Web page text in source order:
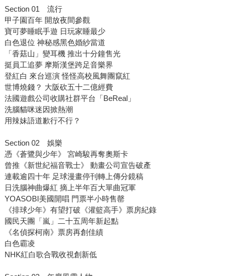
Section 01 流行
甲子園百年 開放夜間參觀
寶可夢睡眠手遊 日玩家睡最少
白色退位 神秘感黑色婚紗當道
「香菇山」變耳機 推出十分鐘售光
挺員工追夢 摩斯漢堡跨足音樂界
登紅白 來台巡演 怪怪高校風舞團竄紅
世博燒錢？ 大阪砍五十二億經費
法國遊戲公司收購社群平台「BeReal」
洗腦貓咪迷因掀熱潮
用辣妹語道歉行不行？
Section 02 娛樂
憑《蒼鷺與少年》 宮崎駿再奪奧斯卡
曾推《新世紀福音戰士》 動畫公司宣告破產
連載逾四十年 足球漫畫停刊轉上傳分鏡稿
日洗腦神曲爆紅 摘上半年百大單曲冠軍
YOASOBI美國開唱 門票半小時售罄
《排球少年》有望打破《灌籃高手》票房紀錄
國民天團「嵐」二十五周年新起點
《名偵探柯南》票房再創佳績
白色霸凌
NHK紅白歌合戰收視創新低